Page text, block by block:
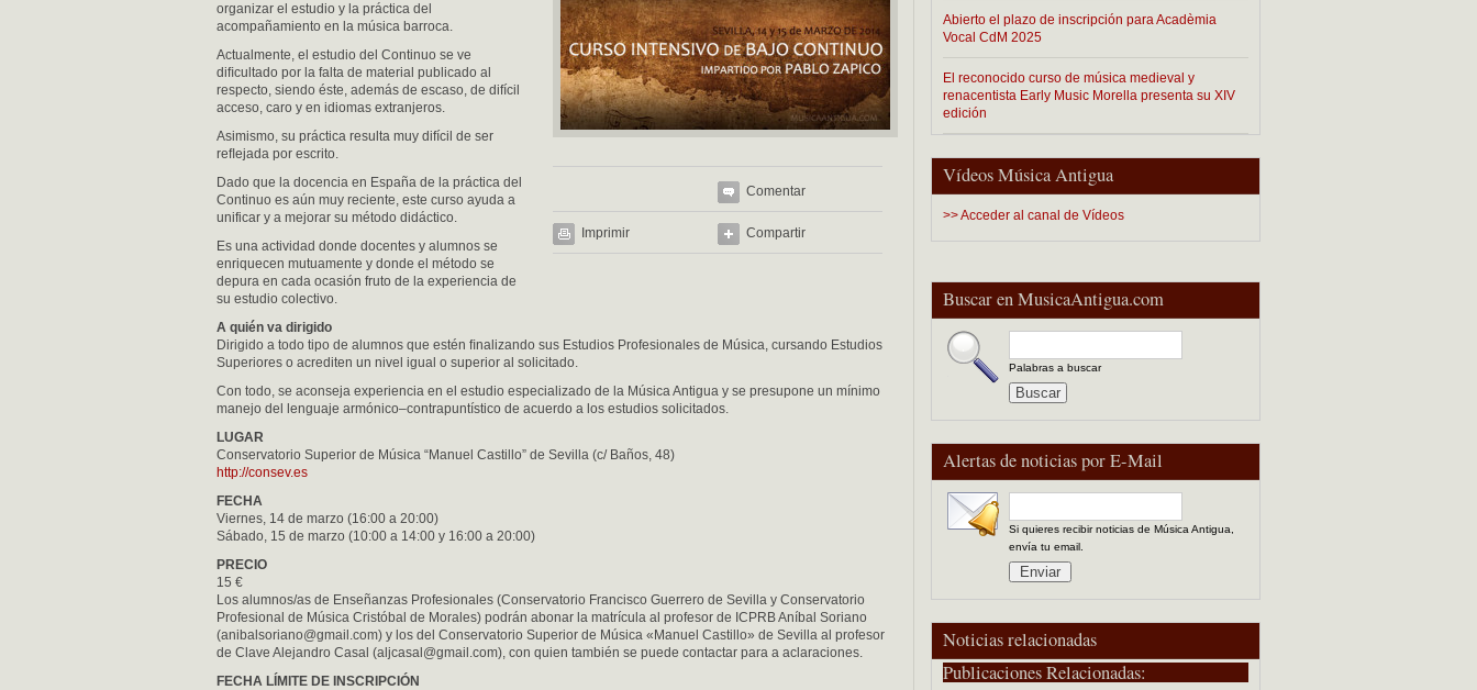
Abierto el plazo de inscripción para Acadèmia
Vocal CdM 2025
El reconocido curso de música medieval y
renacentista Early Music Morella presenta su XIV
edición
Vídeos Música Antigua
>> Acceder al canal de Vídeos
Buscar en MusicaAntigua.com
Palabras a buscar
Alertas de noticias por E-Mail
Si quieres recibir noticias de Música Antigua,
envía tu email.
Noticias relacionadas
Publicaciones Relacionadas:
Comentar
Imprimir Compartir
organizar el estudio y la práctica del
acompañamiento en la música barroca.
Actualmente, el estudio del Continuo se ve
diﬁcultado por la falta de material publicado al
respecto, siendo éste, además de escaso, de difícil
acceso, caro y en idiomas extranjeros.
Asimismo, su práctica resulta muy difícil de ser
reﬂejada por escrito.
Dado que la docencia en España de la práctica del
Continuo es aún muy reciente, este curso ayuda a
unificar y a mejorar su método didáctico.
Es una actividad donde docentes y alumnos se
enriquecen mutuamente y donde el método se
depura en cada ocasión fruto de la experiencia de
su estudio colectivo.
A quién va dirigido
Dirigido a todo tipo de alumnos que estén ﬁnalizando sus Estudios Profesionales de Música, cursando Estudios
Superiores o acrediten un nivel igual o superior al solicitado.
Con todo, se aconseja experiencia en el estudio especializado de la Música Antigua y se presupone un mínimo
manejo del lenguaje armónico–contrapuntístico de acuerdo a los estudios solicitados.
LUGAR
Conservatorio Superior de Música “Manuel Castillo” de Sevilla (c/ Baños, 48)
http://consev.es
FECHA
Viernes, 14 de marzo (16:00 a 20:00)
Sábado, 15 de marzo (10:00 a 14:00 y 16:00 a 20:00)
PRECIO
15 €
Los alumnos/as de Enseñanzas Profesionales (Conservatorio Francisco Guerrero de Sevilla y Conservatorio
Profesional de Música Cristóbal de Morales) podrán abonar la matrícula al profesor de ICPRB Aníbal Soriano
(anibalsoriano@gmail.com) y los del Conservatorio Superior de Música «Manuel Castillo» de Sevilla al profesor
de Clave Alejandro Casal (aljcasal@gmail.com), con quien también se puede contactar para a aclaraciones.
FECHA LÍMITE DE INSCRIPCIÓN